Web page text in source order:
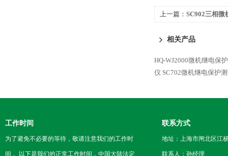
上一篇： SC902三相微
相关产品
HQ-WJ2000微机继电保
仪 SC702微机继电保护
工作时间
为了避免不必要的等待，敬请注意我们的工作时
间 。以下是我们的正常工作时间，中国大陆法定
联系方式
地址：上海市闸北区江
联系人：孙经理